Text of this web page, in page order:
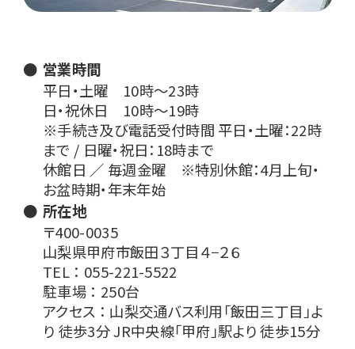
営業時間
平日・土曜 10時〜23時
日・祝休日 10時〜19時
※手続き及び電話受付時間 平日・土曜：22時
まで / 日曜・祝日：18時まで
休館日 ／ 毎週金曜 ※特別休館：4月上旬・
お盆時期・年末年始
所在地
〒400-0035
山梨県甲府市飯田３丁目４−２６
TEL ： 055-221-5522
駐車場 ： 250台
アクセス ： 山梨交通バス利用「飯田三丁目」よ
り 徒歩3分 JR中央線「甲府」駅より 徒歩15分